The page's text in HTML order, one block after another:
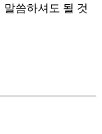
말씀하셔도 될 것